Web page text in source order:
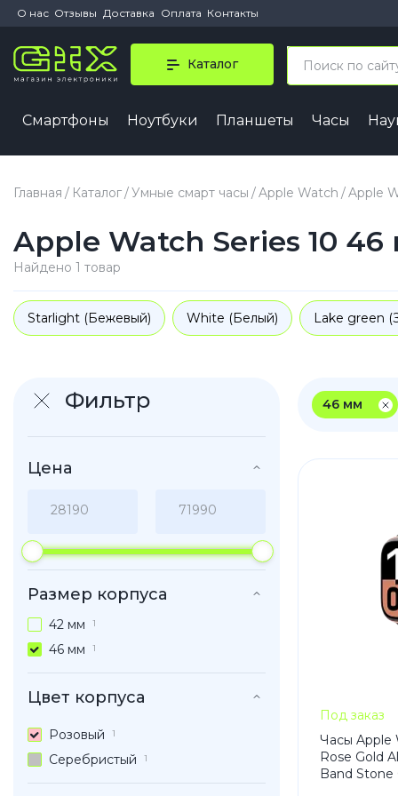
О нас Отзывы Доставка Оплата Контакты
Каталог
Смартфоны Ноутбуки Планшеты Часы
iPhone
iPhone
iPhone
iPhone
F Series
Nothing
Главная Каталог Умные смарт часы Apple Watch Apple
Apple Watch Series 10
Найдено 1 товар
Starlight (Бежевый) White (Белый) Lake green
Фильтр
Цена
Размер корпуса
42 мм 1
46 мм 1
Цвет корпуса
Розовый 1
Серебристый 1
46 мм
Под заказ
Часы Apple
Rose Gold
Band Stone